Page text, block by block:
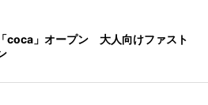
coca」オープン 大人向けファスト